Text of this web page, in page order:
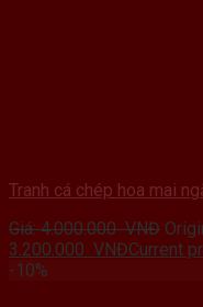
Tranh cá chép hoa mai
Giá:4.000.000VNĐ
3.200.000 VNĐCurrent
-10%